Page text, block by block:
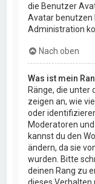
die Benutzer
Avatar benutzen
Administration
Nach oben
Was ist mein
Ränge, die unter
zeigen an, wie
oder
Moderatoren
kannst du den
ändern, da sie
wurden. Bitte
deinen Rang zu
dieses Verhalten